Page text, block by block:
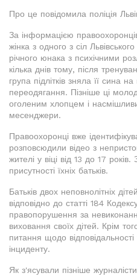
Про це повідомила поліція
За інформацією
жінка з одного з сіл
річного юнака з психічними
кілька днів тому, після
група підлітків зняла її сина
переодягання. Пізніше ці
оголеним хлопцем і
месенджери.
Правоохоронці вже
розповсюдили відео з
жителі у віці від 13 до 17
присутності їхніх батьків.
Батьків двох неповнолітніх
відповідно до статті 184
правопорушення за
виховання своїх дітей. Крім
питання щодо
інциденту.
Як з'ясували пізніше